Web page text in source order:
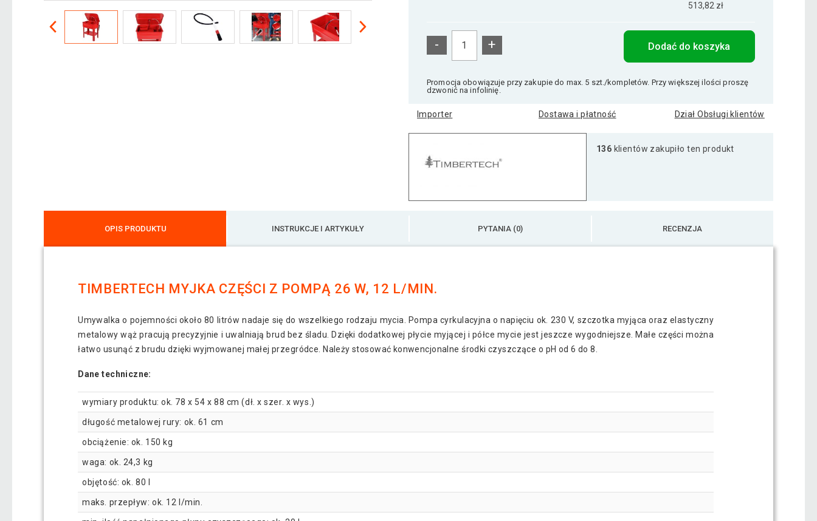
513,82 zł
- + Dodać do koszyka
Promocja obowiązuje przy zakupie do max. 5 szt./kompletów. Przy większej ilości proszę
dzwonić na infolinię.
Importer Dostawa i płatność Dział Obsługi klientów
136 klientów zakupiło ten produkt
OPIS PRODUKTU INSTRUKCJE I ARTYKUŁY PYTANIA (0) RECENZJA
TIMBERTECH MYJKA CZĘŚCI Z POMPĄ 26 W, 12 L/MIN.
Umywalka o pojemności około 80 litrów nadaje się do wszelkiego rodzaju mycia. Pompa cyrkulacyjna o napięciu ok. 230 V, szczotka myjąca oraz elastyczny
metalowy wąż pracują precyzyjnie i uwalniają brud bez śladu. Dzięki dodatkowej płycie myjącej i półce mycie jest jeszcze wygodniejsze. Małe części można
łatwo usunąć z brudu dzięki wyjmowanej małej przegródce. Należy stosować konwencjonalne środki czyszczące o pH od 6 do 8.
Dane techniczne:
wymiary produktu: ok. 78 x 54 x 88 cm (dł. x szer. x wys.)
długość metalowej rury: ok. 61 cm
obciążenie: ok. 150 kg
waga: ok. 24,3 kg
objętość: ok. 80 l
maks. przepływ: ok. 12 l/min.